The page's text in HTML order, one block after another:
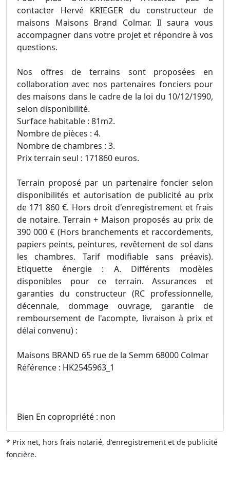
contacter Hervé KRIEGER du constructeur de
maisons Maisons Brand Colmar. Il saura vous
accompagner dans votre projet et répondre à vos
questions.
Nos offres de terrains sont proposées en
collaboration avec nos partenaires fonciers pour
des maisons dans le cadre de la loi du 10/12/1990,
selon disponibilité.
Surface habitable : 81m2.
Nombre de pièces : 4.
Nombre de chambres : 3.
Prix terrain seul : 171860 euros.
Terrain proposé par un partenaire foncier selon
disponibilités et autorisation de publicité au prix
de 171 860 €. Hors droit d'enregistrement et frais
de notaire. Terrain + Maison proposés au prix de
390 000 € (Hors branchements et raccordements,
papiers peints, peintures, revêtement de sol dans
les chambres. Tarif modifiable sans préavis).
Etiquette énergie : A. Différents modèles
disponibles pour ce terrain. Assurances et
garanties du constructeur (RC professionnelle,
décennale, dommage ouvrage, garantie de
remboursement de l'acompte, livraison à prix et
délai convenu) :
Maisons BRAND 65 rue de la Semm 68000 Colmar
Référence : HK2545963_1
Bien En copropriété : non
* Prix net, hors frais notarié, d'enregistrement et de publicité
foncière.